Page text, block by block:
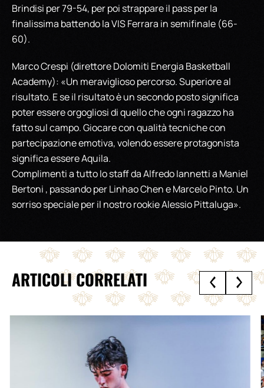
Brindisi per 79-54, per poi strappare il pass per la
finalissima battendo la VIS Ferrara in semifinale (66-
60).
Marco Crespi (direttore Dolomiti Energia Basketball
Academy): «Un meraviglioso percorso. Superiore al
risultato. E se il risultato è un secondo posto significa
poter essere orgogliosi di quello che ogni ragazzo ha
fatto sul campo. Giocare con qualità tecniche con
partecipazione emotiva, volendo essere protagonista
significa essere Aquila.
Complimenti a tutto lo staff da Alfredo Iannetti a Maniel
Bertoni , passando per Linhao Chen e Marcelo Pinto. Un
sorriso speciale per il nostro rookie Alessio Pittaluga».
ARTICOLI CORRELATI